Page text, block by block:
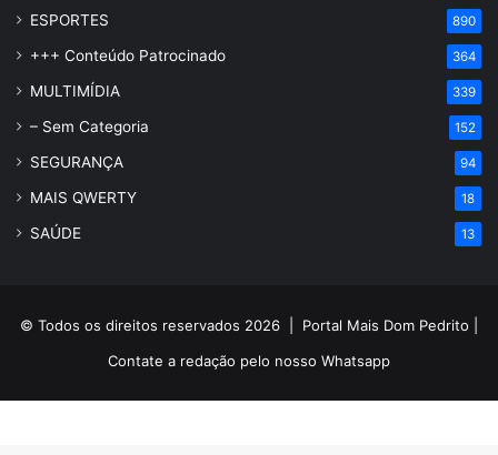
ESPORTES 890
+++ Conteúdo Patrocinado 364
MULTIMÍDIA 339
– Sem Categoria 152
SEGURANÇA 94
MAIS QWERTY 18
SAÚDE 13
© Todos os direitos reservados 2026 | Portal Mais Dom Pedrito
Contate a redação pelo nosso Whatsapp